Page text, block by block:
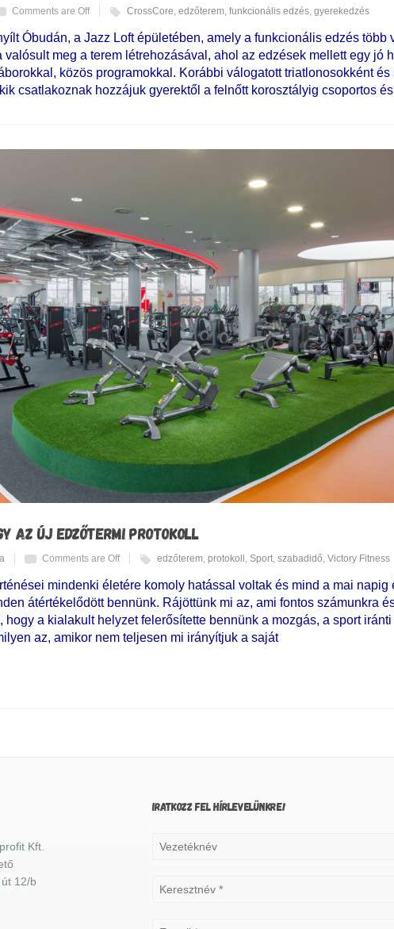
Comments are Off CrossCore, edzőterem, funkcionális edzés, gyerekedzés
Óbudán, a Jazz Loft épületében, amely a funkcionális edzés több
valósult meg a terem létrehozásával, ahol az edzések mellett egy jó
közös programokkal. Korábbi válogatott triatlonosokként
csatlakoznak hozzájuk gyerektől a felnőtt korosztályig csoportos
AZ ÚJ EDZŐTERMI PROTOKOLL
Comments are Off edzőterem protokoll Sport szabadidő Victory Fitness
mindenki életére komoly hatással voltak és mind a mai napig
átértékelődött bennünk. Rájöttünk mi az, ami fontos számunkra
hogy a kialakult helyzet felerősítette bennünk a mozgás, a sport
az, amikor nem teljesen mi irányítjuk a saját
Kft.
12/b
IRATKOZZ FEL HÍRLEVELÜNKRE!